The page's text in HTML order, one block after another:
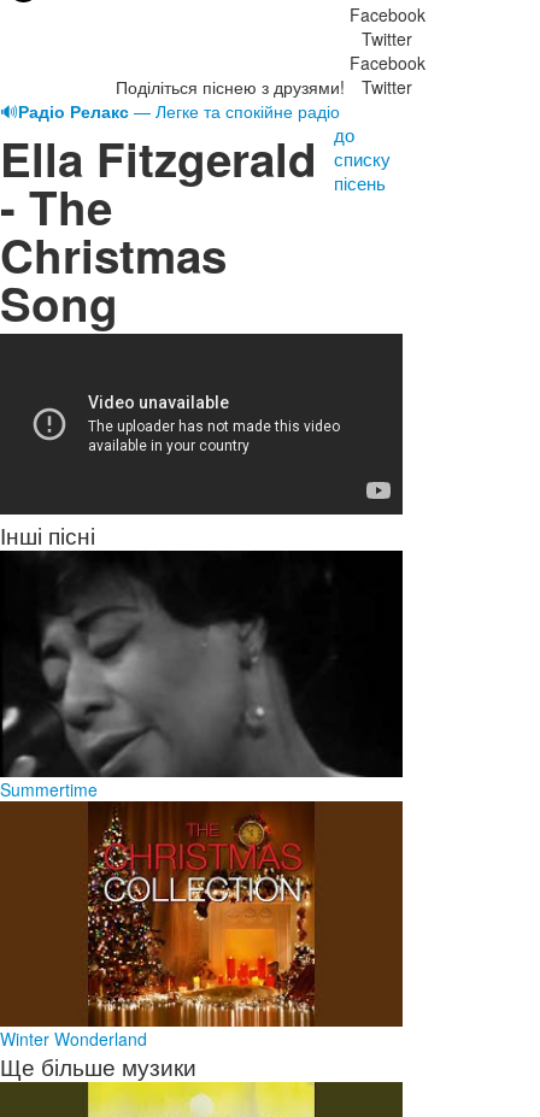
Поділіться піснею з друзями!
Facebook
Twitter
Facebook
Twitter
🔊Радіо Релакс — Легке та спокійне радіо
Ella Fitzgerald
- The
Christmas
Song
до
списку
пісень
Інші пісні
Summertime
Winter Wonderland
Ще більше музики